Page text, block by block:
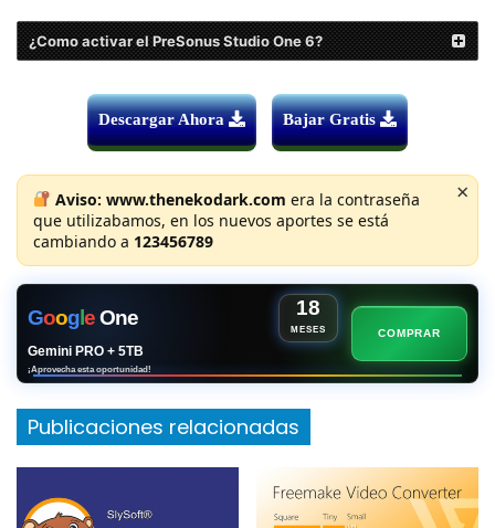
¿Como activar el PreSonus Studio One 6?
Descargar Ahora Bajar Gratis
Aviso: www.thenekodark.com era la contraseña
que utilizabamos, en los nuevos aportes se está
cambiando a 123456789
×
GoogeOne 18
MESES
Gemini PRO + 5TB
¡Aprovecha esta oportunidad!
COMPRAR
Publicaciones relacionadas